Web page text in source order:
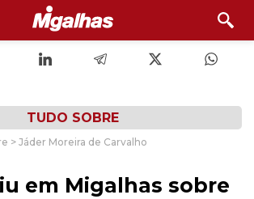
TUDO SOBRE
> Jáder Moreira de Carvalho
em Migalhas sobre